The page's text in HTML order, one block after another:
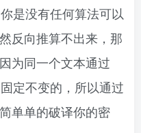
是没有任何算法可以
反向推算不出来，那
为同一个文本通过
定不变的，所以通过
单单的破译你的密